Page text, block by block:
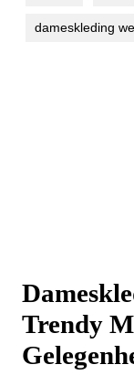
dameskleding
Trendy